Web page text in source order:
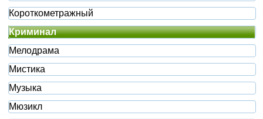
Короткометражный
Криминал
Мелодрама
Мистика
Музыка
Мюзикл